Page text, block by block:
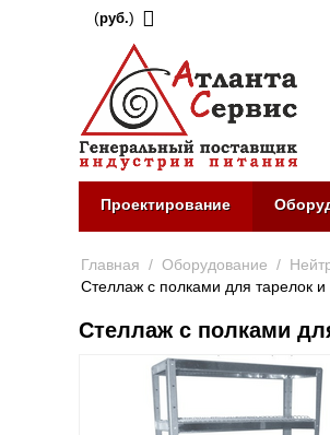
(руб.)
Проектирование
Главная / Оборудование /
Стеллаж с полками для тарелок
Стеллаж с полками